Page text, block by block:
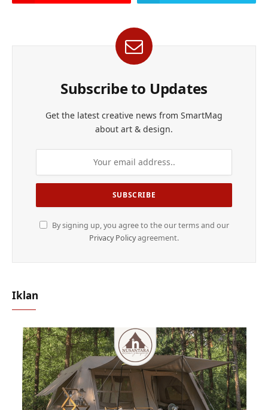
Subscribe to Updates
Get the latest creative news from SmartMag
about art & design.
By signing up, you agree to the our terms and our
Privacy Policyagreement.
Iklan